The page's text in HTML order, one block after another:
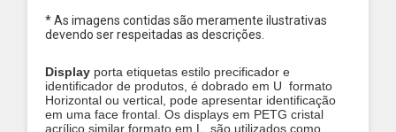
* As imagens contidas são meramente ilustrativas
devendo ser respeitadas as descrições.
Display porta etiquetas estilo precificador e
identificador de produtos, é dobrado em U formato
Horizontal ou vertical, pode apresentar identificação
em uma face frontal. Os displays em PETG cristal
acrílico similar formato em L, são utilizados como